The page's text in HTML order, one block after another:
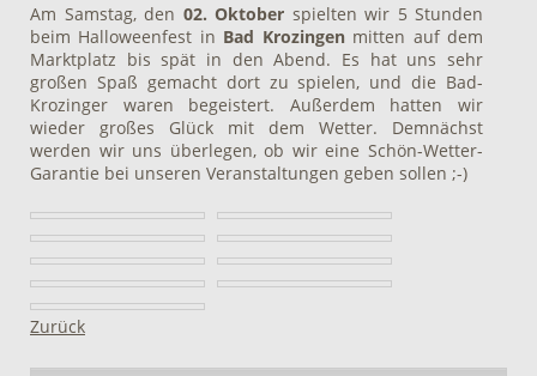
Am Samstag, den 02. Oktober spielten wir 5 Stunden
beim Halloweenfest in Bad Krozingenmitten auf dem
Marktplatz bis spät in den Abend. Es hat uns sehr
großen Spaß gemacht dort zu spielen, und die Bad-
Krozinger waren begeistert. Außerdem hatten wir
wieder großes Glück mit dem Wetter. Demnächst
werden wir uns überlegen, ob wir eine Schön-Wetter-
Garantie bei unseren Veranstaltungen geben sollen ;-)
Zurück